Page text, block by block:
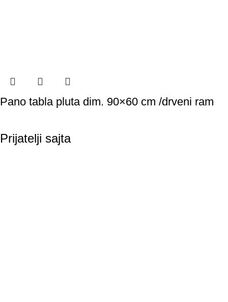
Pano tabla pluta dim. 90×60 cm /drveni ram
Prijatelji sajta